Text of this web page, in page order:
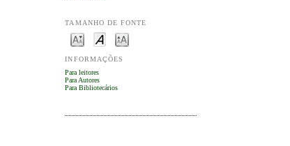
TAMANHO DE FONTE
INFORMAÇÕES
Para leitores
Para Autores
Para Bibliotecários